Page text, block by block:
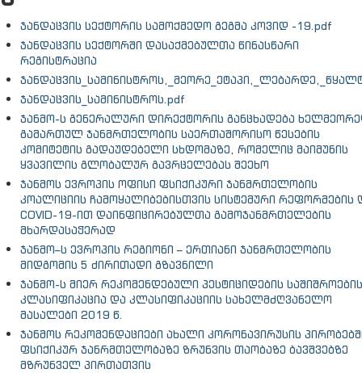
ჯანდაცვის სექტორის სამოქმედო გეგმა კოვიდ -19.pdf
ჯანდაცვის სექტორში დასაქმებულთა წინასწარი
რეგისტრაცია
ჯანდაცვის_სამინისტროს.pdf
ჯანმო-ს გენერალური დირექტორის განცხადება
გამართულ ჯანმრთელობის საერთაშორისო წესების
კომიტეტის გადაუდებელი სხდომაზე, რომელიც მაიმუნის
ყვავილის გლობალურ გავრცელებას შეეხო
ჯანმოს ევროპის ოფისი ფსიქიკური ჯანმრთელობის
კოალიციის ჩამოყალიბებისთვის სისტემური რეფორმების
COVID-19-ით დაინფიცირებულთა გამოჯანმრთელების
მხარდასაჭერად
ჯანმო–ს ევროპის რეგიონი – ერთიანი ჯანმრთელობის
მიდგომის 5 ძირითადი გზავნილი
ჯანმო-ს მიერ რეკომენდებული პესტიციდების საშიშროების
კლასიფიკაცია და კლასიფიკაციის სახელმძღვანელო
მასალები 2019 წ.
ჯანმოს რეკომენდაციები ახალი კორონავირუსის
ფსიქიკურ ჯანრმთელობაზე ზრუნვის თაობაზე ბავშვებზე
მზრუნველ პირთათვის